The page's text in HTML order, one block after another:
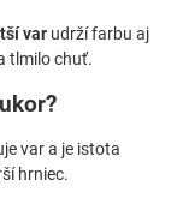
var udrží farbu aj
tlmilo chuť.
var a je istota
hrniec.